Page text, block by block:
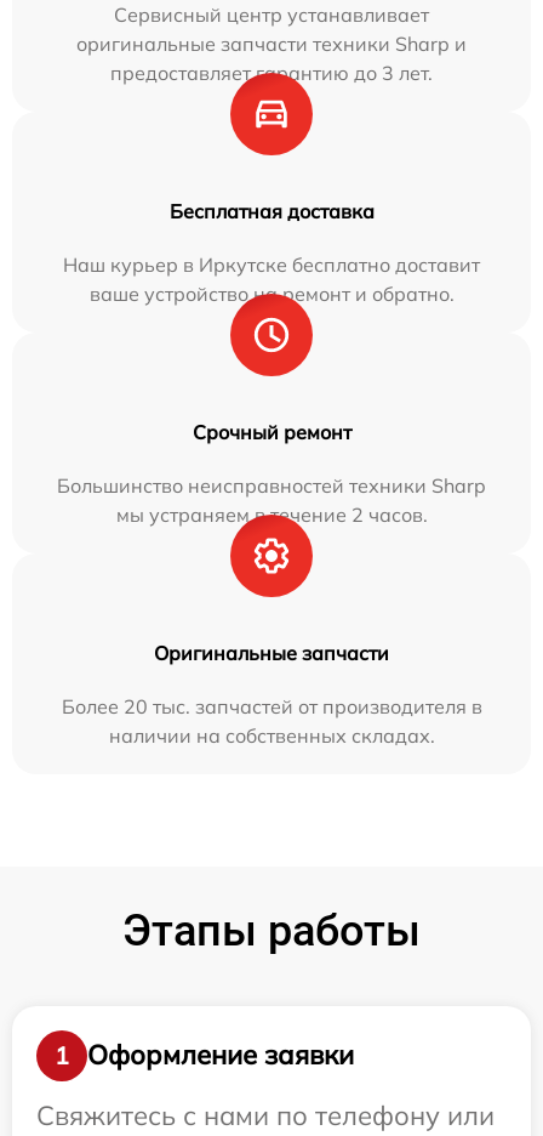
Сервисный центр устанавливает
оригинальные запчасти техники Sharp и
предоставляет гарантию до 3 лет.
Бесплатная доставка
Наш курьер в Иркутске бесплатно доставит
ваше устройство на ремонт и обратно.
Срочный ремонт
Большинство неисправностей техники Sharp
мы устраняем в течение 2 часов.
Оригинальные запчасти
Более 20 тыс. запчастей от производителя в
наличии на собственных складах.
Этапы работы
1
Оформление заявки
Свяжитесь с нами по телефону или